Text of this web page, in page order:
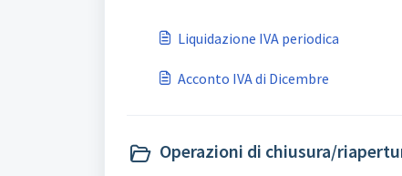
Liquidazione IVA periodica
Acconto IVA di Dicembre
Operazioni di chiusura/